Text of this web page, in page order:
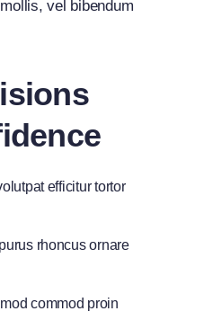
vel bibendum
efficitur tortor
rhoncus ornare
commod proin